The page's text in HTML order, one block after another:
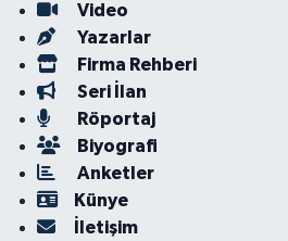
Video
Yazarlar
Firma Rehberi
Seri İlan
Röportaj
Biyografi
Anketler
Künye
İletişim